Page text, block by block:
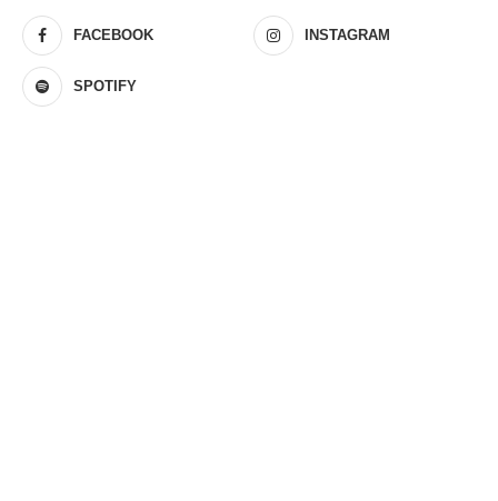
FACEBOOK INSTAGRAM
SPOTIFY